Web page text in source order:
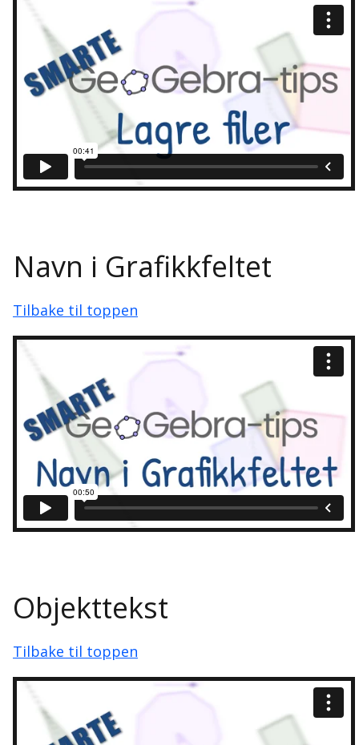
Navn i Grafikkfeltet
Tilbake til toppen
Objekttekst
Tilbake til toppen